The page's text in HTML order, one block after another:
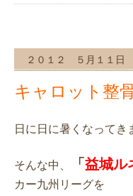
２０１２ ５月１１日
キャロット整
日に日に暑くなってき
そんな中、 「 益城ル
カー九州リーグを